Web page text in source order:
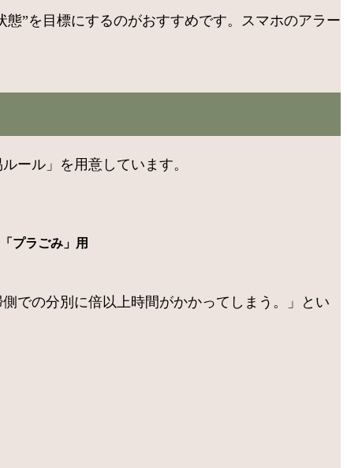
”を目標にするのがおすすめです。スマホのアラー
ール」を用意しています。
プラごみ」用
での分別に倍以上時間がかかってしまう。」とい